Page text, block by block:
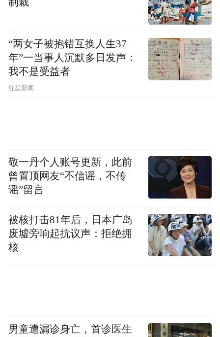
“两女子被抱错互换人生37
年”一当事人沉默多日发声：
我不是受益者
红星新闻
敬一丹个人账号更新，此前
曾置顶网友“不信谣，不传
谣”留言
被核打击81年后，日本广岛
废墟旁响起抗议声：拒绝拥
核
男童遭漏诊身亡，首诊医生